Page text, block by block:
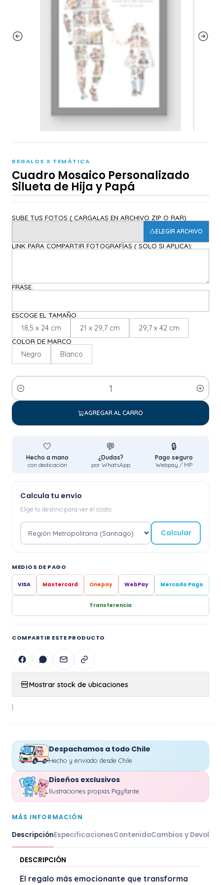
REGALOS X TEMÁTICA
Cuadro Mosaico Personalizado
Silueta de Hija y Papá
SUBE TUS FOTOS ( CARGALAS EN ARCHIVO ZIP O RAR)
ELEGIR ARCHIVO
LINK PARA COMPARTIR FOTOGRAFÍAS ( SOLO SI APLICA):
FRASE:
ESCOGE EL TAMAÑO
18,5 x 24 cm 21 x 29,7 cm 29,7 x 42 cm
COLOR DE MARCO
Negro Blanco
Cantidad
AGREGAR AL CARRO
🤍
Hecho a mano
con dedicación
💬
¿Dudas?
por WhatsApp
🔒
Pago seguro
Webpay / MP
Calcula tu envío
Elige tu destino para ver el costo.
Calcular
MEDIOS DE PAGO
VISA Mastercard Onepay WebPay Mercado Pago
Transferencia
COMPARTIR ESTE PRODUCTO
Mostrar stock de ubicaciones
|
Despachamos a todo Chile
Hecho y enviado desde Chile
Diseños exclusivos
Ilustraciones propias Pigyfante
MÁS INFORMACIÓN
DescripciónEspecificacionesContenidoCambios y
DESCRIPCIÓN
El regalo más emocionante que transforma